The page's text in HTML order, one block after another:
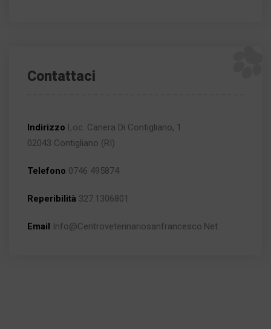
Contattaci
Indirizzo Loc. Canera Di Contigliano, 1
02043 Contigliano (RI)
Telefono 0746 495874
Reperibilità 327.1306801
Email Info@centroveterinariosanfrancesco.net